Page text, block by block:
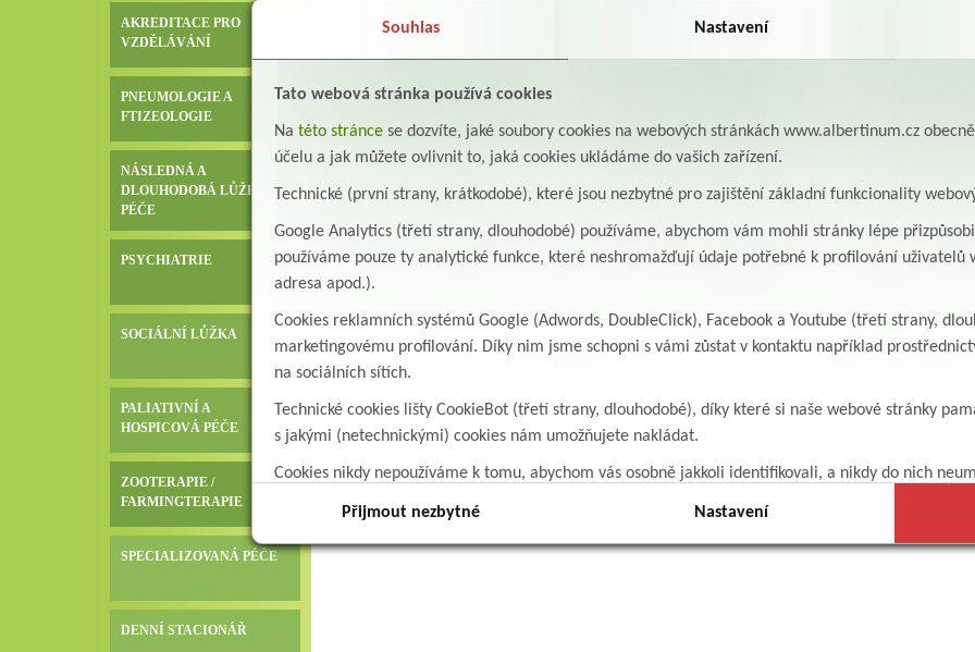
AKREDITACE PRO
VZDĚLÁVÁNÍ
PNEUMOLOGIE A
FTIZEOLOGIE
NÁSLEDNÁ A
DLOUHODOBÁ LŮŽKOVÁ
PÉČE
PSYCHIATRIE
SOCIÁLNÍ LŮŽKA
PALIATIVNÍ A
HOSPICOVÁ PÉČE
ZOOTERAPIE /
FARMINGTERAPIE
SPECIALIZOVANÁ PÉČE
DENNÍ STACIONÁŘ
Souhlas Nastavení
Tato webová stránka používá cookies
Na této stránce se dozvíte, jaké soubory cookies na webových stránkách www.albertinum.cz
účelu a jak můžete ovlivnit to, jaká cookies ukládáme do vašich zařízení.
Technické (první strany, krátkodobé), které jsou nezbytné pro zajištění základní funkcionality
Google Analytics (třetí strany, dlouhodobé) používáme, abychom vám mohli stránky lépe
používáme pouze ty analytické funkce, které neshromažďují údaje potřebné k profilování uživatelů
adresa apod.).
Cookies reklamních systémů Google (Adwords, DoubleClick), Facebook a Youtube (třetí strany,
marketingovému profilování. Díky nim jsme schopni s vámi zůstat v kontaktu například
na sociálních sítích.
Technické cookies lišty CookieBot (třetí strany, dlouhodobé), díky které si naše webové stránky
s jakými (netechnickými) cookies nám umožňujete nakládat.
Cookies nikdy nepoužíváme k tomu, abychom vás osobně jakkoli identifikovali, a nikdy do nich
Přijmout nezbytné Nastavení